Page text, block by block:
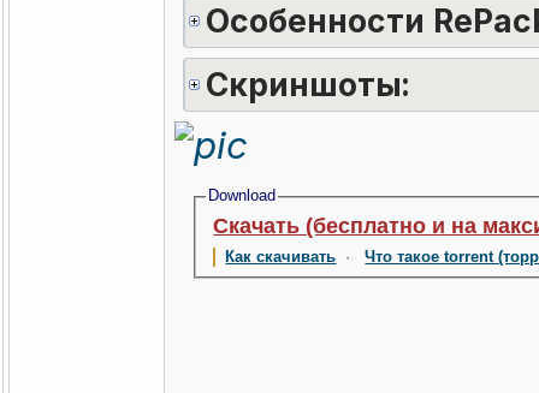
Особенности
Скриншоты:
Download
Скачать (бесплатно и на
Как скачивать ·Что такое torrent